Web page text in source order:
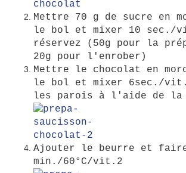
Mettre 70 g de sucre en
le bol et mixer 10 sec./
réservez (50g pour la
20g pour l'enrober)
Mettre le chocolat en
le bol et mixer 6sec./
les parois à l'aide de la
Ajouter le beurre et
min./60°C/vit.2